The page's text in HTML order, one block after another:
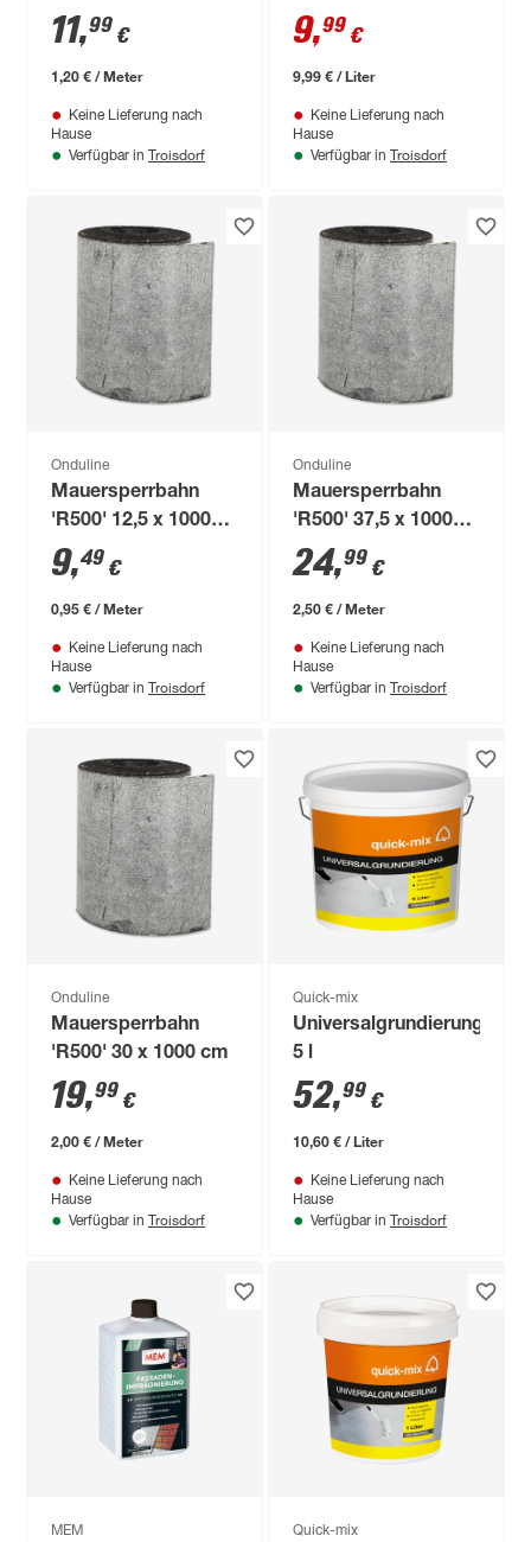
cm
11,99 €
1,20 € / Meter
Keine Lieferung nach
Hause
Verfügbar in Troisdorf
9,99 €
9,99 € / Liter
Keine Lieferung nach
Hause
Verfügbar in Troisdorf
Onduline
Mauersperrbahn
'R500' 12,5 x 1000
cm
9,49 €
0,95 € / Meter
Keine Lieferung nach
Hause
Verfügbar in Troisdorf
Onduline
Mauersperrbahn
'R500' 37,5 x 1000
cm
24,99 €
2,50 € / Meter
Keine Lieferung nach
Hause
Verfügbar in Troisdorf
Onduline
Mauersperrbahn
'R500' 30 x 1000 cm
19,99 €
2,00 € / Meter
Keine Lieferung nach
Hause
Verfügbar in Troisdorf
Quick-mix
Universalgrundierung
5 l
52,99 €
10,60 € / Liter
Keine Lieferung nach
Hause
Verfügbar in Troisdorf
MEM Quick-mix